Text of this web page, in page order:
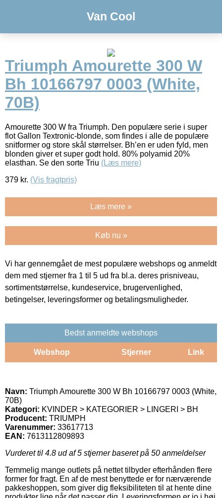
Van Cool
Triumph Amourette 300 W
Bh 10166797 0003 (White,
70B)
Amourette 300 W fra Triumph. Den populære serie i super
flot Gallon Textronic-blonde, som findes i alle de populære
snitformer og store skål størrelser. Bh’en er uden fyld, men
blonden giver et super godt hold. 80% polyamid 20%
elasthan. Se den sorte Triu (Læs mere)
379 kr. (Vis fragtpris)
Læs mere »
Køb nu »
Vi har gennemgået de mest populære webshops og anmeldt
dem med stjerner fra 1 til 5 ud fra bl.a. deres prisniveau,
sortimentstørrelse, kundeservice, brugervenlighed,
betingelser, leveringsformer og betalingsmuligheder.
Bedst anmeldte webshops
Webshop Stjerner Link
Navn: Triumph Amourette 300 W Bh 10166797 0003 (White,
70B)
Kategori: KVINDER > KATEGORIER > LINGERI > BH
Producent: TRIUMPH
Varenummer: 33617713
EAN: 7613112809893
Vurderet til 4.8 ud af 5 stjerner baseret på 50 anmeldelser
Temmelig mange outlets på nettet tilbyder efterhånden flere
former for fragt. En af de mest benyttede er for nærværende
pakkeshoppen, som giver dig fleksibiliteten til at hente dine